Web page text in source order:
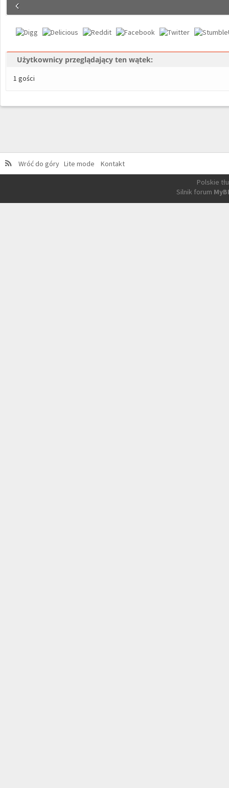
Użytkownicy przeglądający ten wątek:
1 gości
Wróć do góry Lite mode
Kontakt
Polskie
Silnik forum